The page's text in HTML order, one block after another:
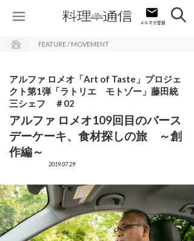
FEATURE / MOVEMENT
アルファ ロメオ「Art of Taste」プロジェ
クト第1弾「ラトリエ モトゾー」藤田統
三シェフ ＃02
アルファ ロメオ109回目のバース
デーケーキ、食材探しの旅 ～創
作編～
2019.07.29